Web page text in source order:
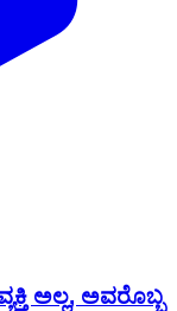
ಅಲ್ಲ, ಅವರೊಬ್ಬ